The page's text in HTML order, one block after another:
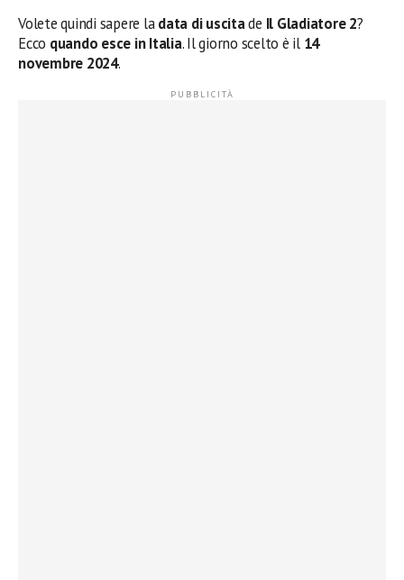
Volete quindi sapere ladata di uscitade Il Gladiatore 2?
Ecco quando esce in Italia. Il giorno scelto è il 14
novembre 2024.